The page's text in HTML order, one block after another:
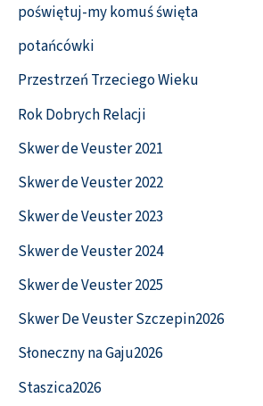
poświętuj-my komuś święta
potańcówki
Przestrzeń Trzeciego Wieku
Rok Dobrych Relacji
Skwer de Veuster 2021
Skwer de Veuster 2022
Skwer de Veuster 2023
Skwer de Veuster 2024
Skwer de Veuster 2025
Skwer De Veuster Szczepin2026
Słoneczny na Gaju2026
Staszica2026